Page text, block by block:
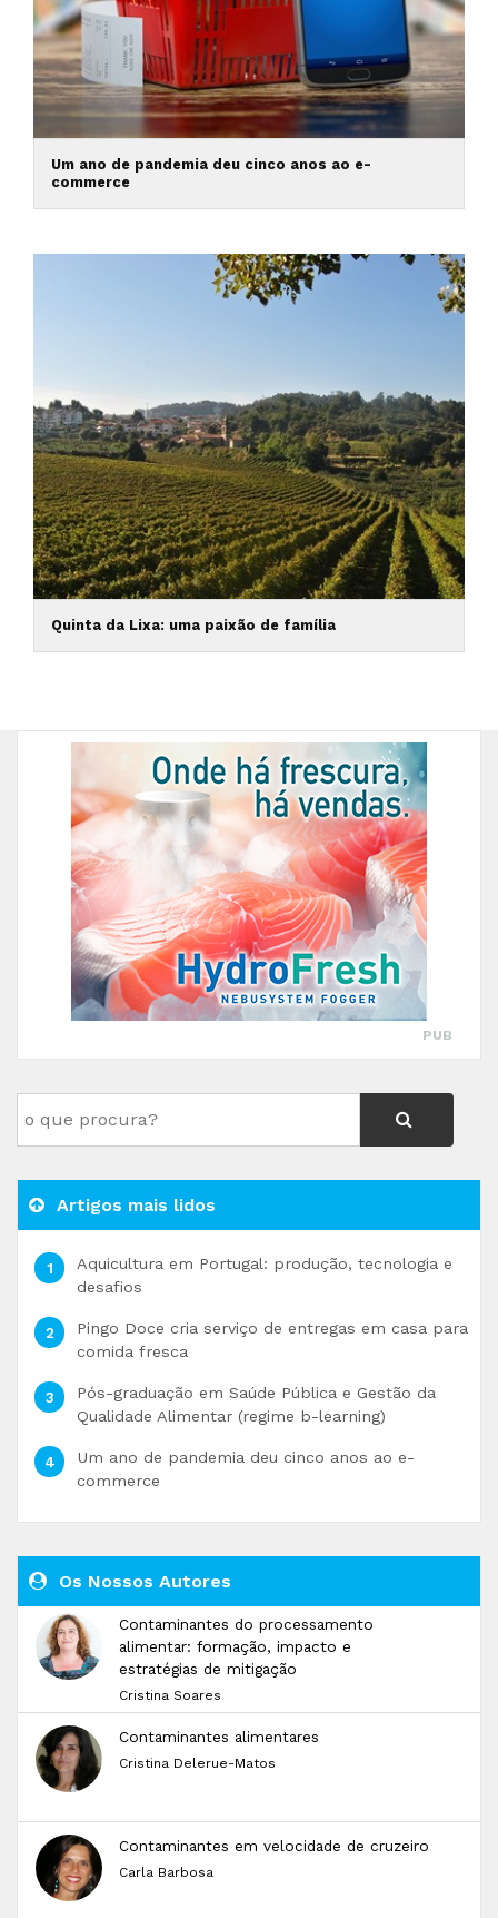
Um ano de pandemia deu cinco anos ao e-
commerce
Quinta da Lixa: uma paixão de família
PUB
Artigos mais lidos
Aquicultura em Portugal: produção, tecnologia e
desafios
Pingo Doce cria serviço de entregas em casa para
comida fresca
Pós-graduação em Saúde Pública e Gestão da
Qualidade Alimentar (regime b-learning)
Um ano de pandemia deu cinco anos ao e-
commerce
Os Nossos Autores
Contaminantes do processamento
alimentar: formação, impacto e
estratégias de mitigação
Cristina Soares
Contaminantes alimentares
Cristina Delerue-Matos
Contaminantes em velocidade de cruzeiro
Carla Barbosa